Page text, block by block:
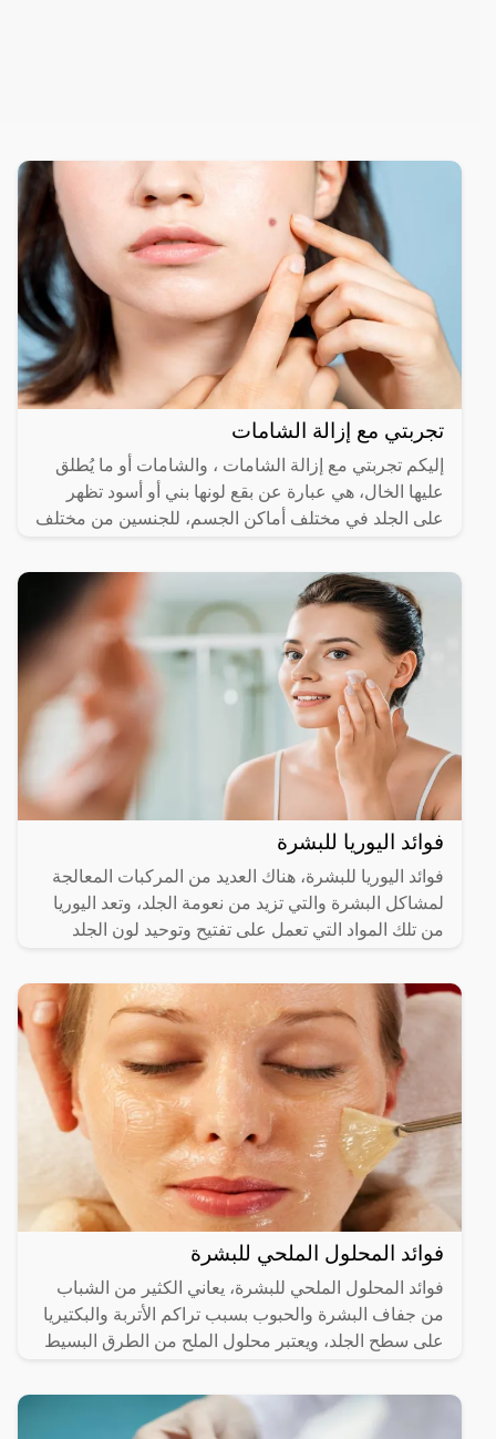
تجربتي مع إزالة الشامات
إليكم تجربتي مع إزالة الشامات ، والشامات أو ما يُطلق
عليها الخال، هي عبارة عن بقع لونها بني أو أسود تظهر
على الجلد في مختلف أماكن الجسم، للجنسين من مختلف
فوائد اليوريا للبشرة
فوائد اليوريا للبشرة، هناك العديد من المركبات المعالجة
لمشاكل البشرة والتي تزيد من نعومة الجلد، وتعد اليوريا
من تلك المواد التي تعمل على تفتيح وتوحيد لون الجلد
فوائد المحلول الملحي للبشرة
فوائد المحلول الملحي للبشرة، يعاني الكثير من الشباب
من جفاف البشرة والحبوب بسبب تراكم الأتربة والبكتيريا
على سطح الجلد، ويعتبر محلول الملح من الطرق البسيط